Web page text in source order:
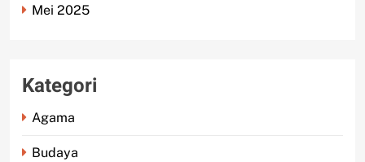
Mei 2025
Kategori
Agama
Budaya